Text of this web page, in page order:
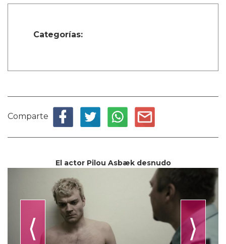
Categorías:
Comparte
El actor Pilou Asbæk desnudo
⟨ ⟩